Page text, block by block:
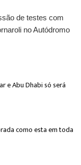
de testes com
no Autódromo
e Abu Dhabi só será
como esta em toda